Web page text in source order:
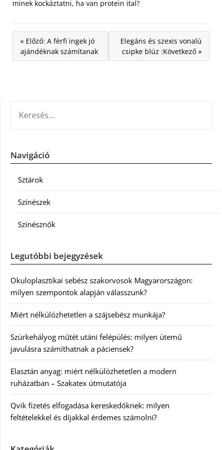
minek kockáztatni, ha van protein ital?
« Előző: A férfi ingek jó
ajándéknak számítanak
Elegáns és szexis vonalú
csipke blúz :Következő »
Navigáció
Sztárok
Színészek
Színésznők
Legutóbbi bejegyzések
Okuloplasztikai sebész szakorvosok Magyarországon:
milyen szempontok alapján válasszunk?
Miért nélkülözhetetlen a szájsebész munkája?
Szürkehályog műtét utáni felépülés: milyen ütemű
javulásra számíthatnak a páciensek?
Elasztán anyag: miért nélkülözhetetlen a modern
ruházatban – Szakatex útmutatója
Qvik fizetés elfogadása kereskedőknek: milyen
feltételekkel és díjakkal érdemes számolni?